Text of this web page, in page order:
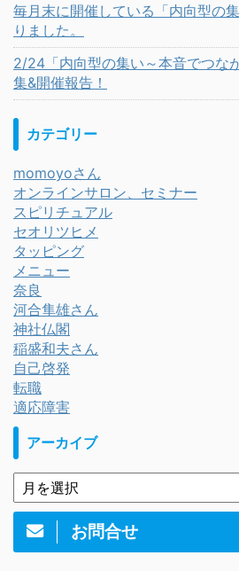
毎月末に開催している「内向型の
りました。
2/24「内向型の集い～本音でつな
集&開催報告！
カテゴリー
momoyoさん
オンラインサロン、セミナー
スピリチュアル
セオリツヒメ
タッピング
メニュー
奈良
河合隼雄さん
神社仏閣
稲盛和夫さん
自己啓発
転職
適応障害
アーカイブ
お問合せ